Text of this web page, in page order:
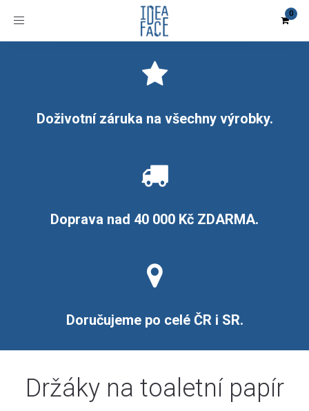
Toggle
Doživotní záruka na všechny výrobky.
Doprava nad 40 000 Kč ZDARMA.
Doručujeme po celé ČR i SR.
Držáky na toaletní papír